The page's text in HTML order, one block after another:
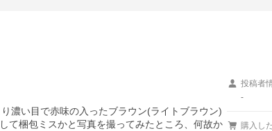
濃い目で赤味の入ったブラウン(ライトブラウン)
て梱包ミスかと写真を撮ってみたところ、何故か
投稿者
-
購入し